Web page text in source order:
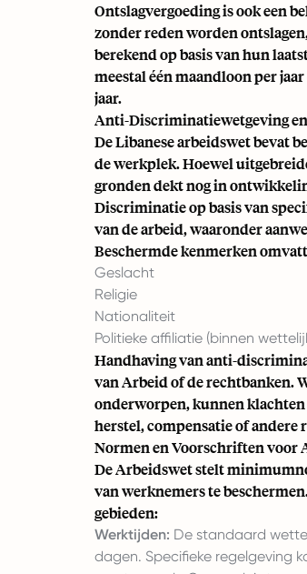
Ontslagvergoeding is ook een
zonder reden worden
berekend op basis van hun
meestal één maandloon per
jaar.
Anti-Discriminatiewetgeving
De Libanese arbeidswet bevat
de werkplek. Hoewel
gronden dekt nog in
Discriminatie op basis van
van de arbeid, waaronder
Beschermde kenmerken
Geslacht
Religie
Nationaliteit
Politieke affiliatie (binnen
Handhaving van anti-
van Arbeid of de rechtbanken.
onderworpen, kunnen
herstel, compensatie of andere
Normen en Voorschriften voor
De Arbeidswet stelt
van werknemers te
gebieden:
Werktijden: De standaard
dagen. Specifieke regelgeving